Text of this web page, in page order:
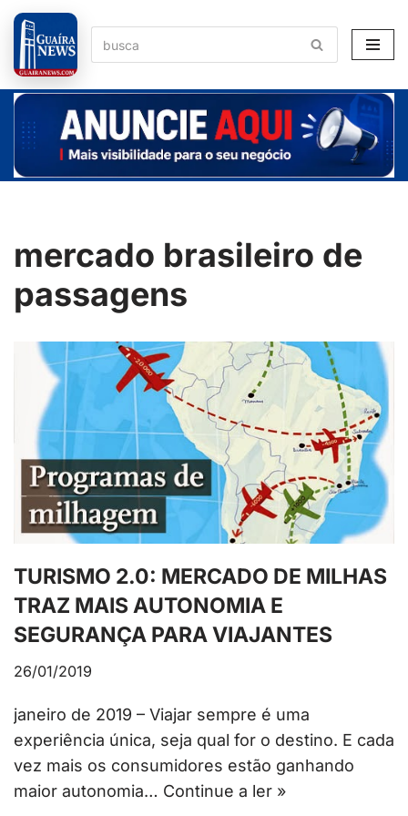
Pular
para
o
conteúdo
mercado brasileiro de
passagens
TURISMO 2.0: MERCADO DE MILHAS
TRAZ MAIS AUTONOMIA E
SEGURANÇA PARA VIAJANTES
26/01/2019
janeiro de 2019 – Viajar sempre é uma
experiência única, seja qual for o destino. E cada
vez mais os consumidores estão ganhando
maior autonomia… Continue a ler »